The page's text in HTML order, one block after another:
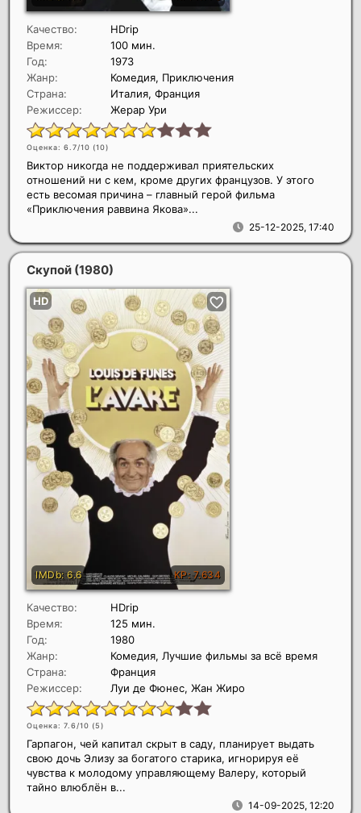
Качество:
HDrip
Время:
100 мин.
Год:
1973
Жанр:
Комедия, Приключения
Страна:
Италия, Франция
Режиссер:
Жерар Ури
Оценка: 6.7/10 (10)
25-12-2025, 17:40
Виктор никогда не поддерживал приятельских
отношений ни с кем, кроме других французов. У этого
есть весомая причина – главный герой фильма
«Приключения раввина Якова»...
Скупой (1980)
Качество:
HDrip
Время:
125 мин.
Год:
1980
Жанр:
Комедия, Лучшие фильмы за всё время
Страна:
Франция
Режиссер:
Луи де Фюнес, Жан Жиро
Оценка: 7.6/10 (5)
14-09-2025, 12:20
Гарпагон, чей капитал скрыт в саду, планирует выдать
свою дочь Элизу за богатого старика, игнорируя её
чувства к молодому управляющему Валеру, который
тайно влюблён в...